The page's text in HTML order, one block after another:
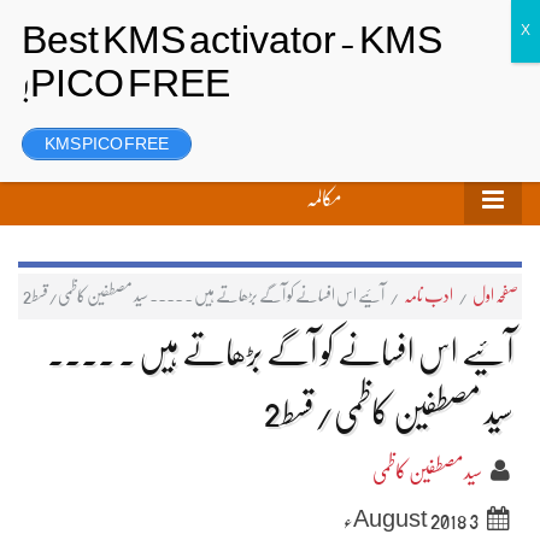
رجسٹر
مکالمہ
صفحہ اول / ادب نامہ / آئیے اس افسانے کو آگے بڑھاتے ہیں ۔ ۔۔۔۔ سید مصطفین کاظمی/قسط2
آئیے اس افسانے کو آگے بڑھاتے ہیں ۔ ۔۔۔۔
سید مصطفین کاظمی/قسط2
سیدمصطفین کاظمی
3 August 2018ء
KMS PICO FREE